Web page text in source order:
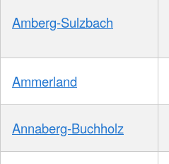
Amberg-Sulzbach
Ammerland
Annaberg-Buchholz